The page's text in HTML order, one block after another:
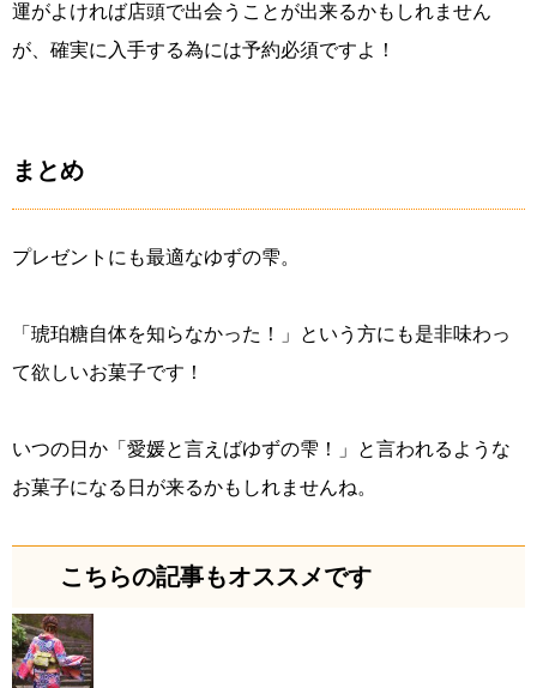
運がよければ店頭で出会うことが出来るかもしれません
が、確実に入手する為には予約必須ですよ！
まとめ
プレゼントにも最適なゆずの雫。
「琥珀糖自体を知らなかった！」という方にも是非味わっ
て欲しいお菓子です！
いつの日か「愛媛と言えばゆずの雫！」と言われるような
お菓子になる日が来るかもしれませんね。
こちらの記事もオススメです